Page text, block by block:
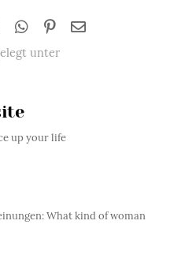
unter
up your life
What kind of woman